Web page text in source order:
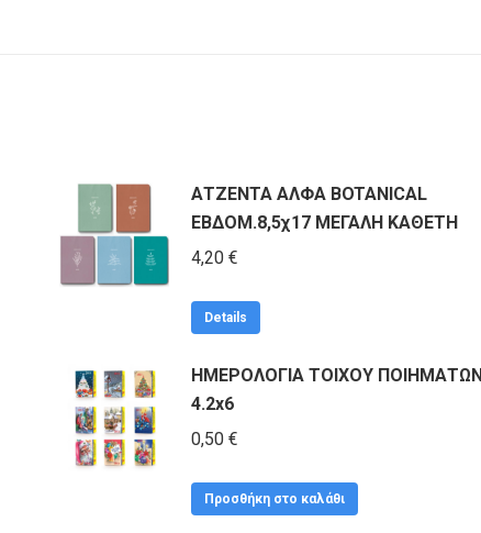
ΑΤΖΕΝΤΑ ΑΛΦΑ BOTANICAL
ΕΒΔΟΜ.8,5χ17 ΜΕΓΑΛΗ ΚΑΘΕΤΗ
4,20 €
Details
ΗΜΕΡΟΛΟΓΙΑ ΤΟΙΧΟΥ ΠΟΙΗΜΑΤΩΝ
4.2x6
0,50 €
Προσθήκη στο καλάθι